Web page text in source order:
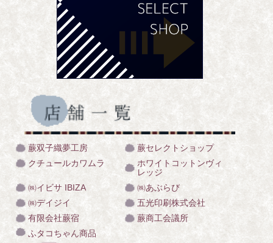
蕨双子織夢工房
蕨セレクトショップ
クチュールカワムラ
ホワイトコットンヴィ
レッジ
㈱イビサ IBIZA
㈱あぶらび
㈱デイジイ
五光印刷株式会社
有限会社蕨宿
蕨商工会議所
ふタコちゃん商品